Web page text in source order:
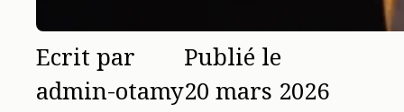
Ecrit par
admin-otamy
Publié le
20 mars 2026